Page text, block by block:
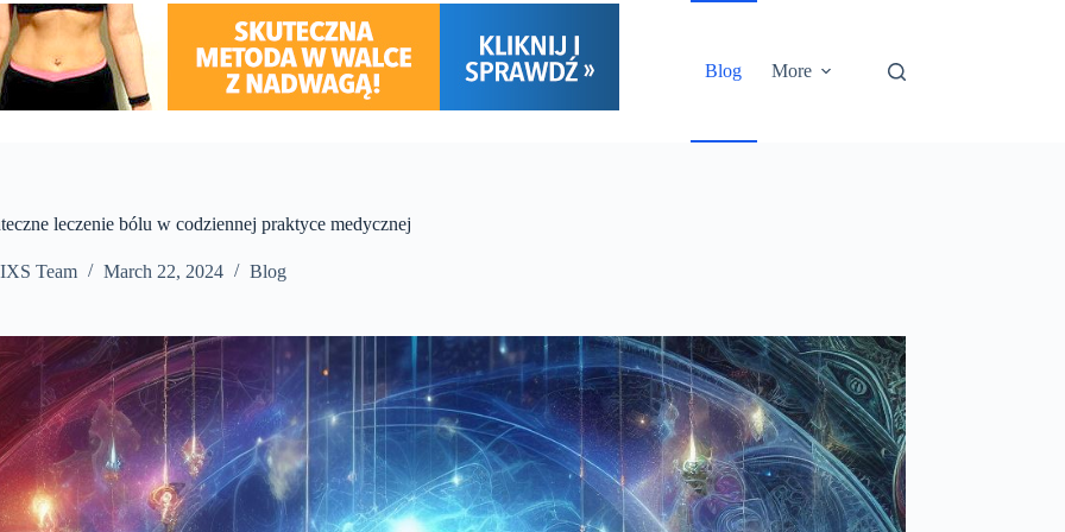
Blog
More
leczenie bólu w codziennej praktyce medycznej
IXS Team March 22, 2024 Blog